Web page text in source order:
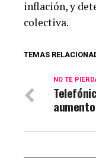
inflación, y
colectiva.
TEMAS
NO TE